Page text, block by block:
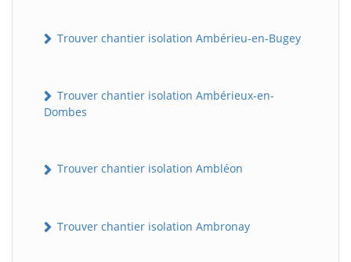
Trouver chantier isolation Ambérieu-en-Bugey
Trouver chantier isolation Ambérieux-en-
Dombes
Trouver chantier isolation Ambléon
Trouver chantier isolation Ambronay